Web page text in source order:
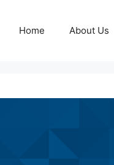
Home About Us